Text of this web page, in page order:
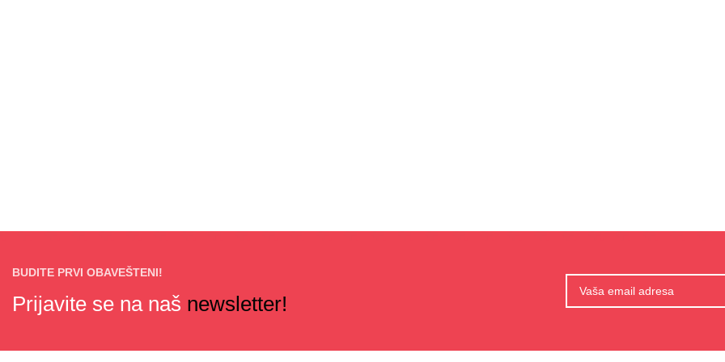
BUDITE PRVI OBAVEŠTENI!
Prijavite se na naš newsletter!